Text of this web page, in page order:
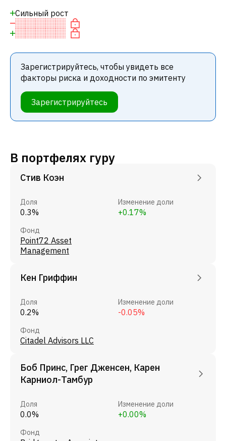
Сильный рост
Зарегистрируйтесь, чтобы увидеть все
факторы риска и доходности по эмитенту
Зарегистрируйтесь
В портфелях гуру
Стив Коэн
Доля
0.3%
Изменение доли
+0.17%
Фонд
Point72 Asset
Management
Кен Гриффин
Доля
0.2%
Изменение доли
-0.05%
Фонд
Citadel Advisors LLC
Боб Принс, Грег Дженсен, Карен
Карниол-Тамбур
Доля
0.0%
Изменение доли
+0.00%
Фонд